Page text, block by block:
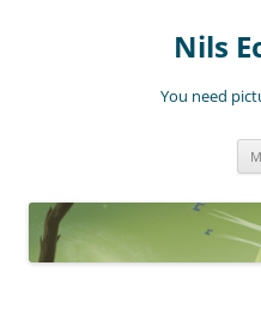
Nils
You need